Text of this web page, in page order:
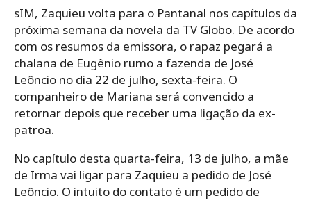
sIM, Zaquieu volta para o Pantanal nos capítulos da
próxima semana da novela da TV Globo. De acordo
com os resumos da emissora, o rapaz pegará a
chalana de Eugênio rumo a fazenda de José
Leôncio no dia 22 de julho, sexta-feira. O
companheiro de Mariana será convencido a
retornar depois que receber uma ligação da ex-
patroa.
No capítulo desta quarta-feira, 13 de julho, a mãe
de Irma vai ligar para Zaquieu a pedido de José
Leôncio. O intuito do contato é um pedido de